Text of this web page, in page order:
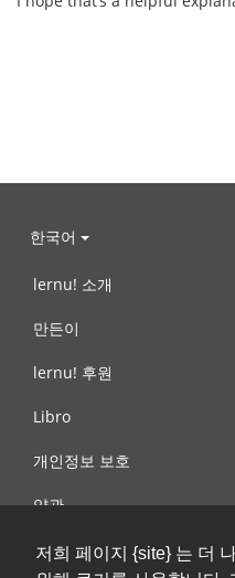
저희 페이지 {site} 는 더
한국어
lernu! 소개
만든이
lernu! 후원
Libro
개인정보 보호
약관
제안, 문의